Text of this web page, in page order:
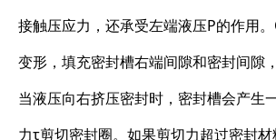
接触压应力，还承受左端液压P的作用
变形，填充密封槽右端间隙和密封间隙
当液压向右挤压密封时，密封槽会产生
力τ剪切密封圈。如果剪切力超过密封